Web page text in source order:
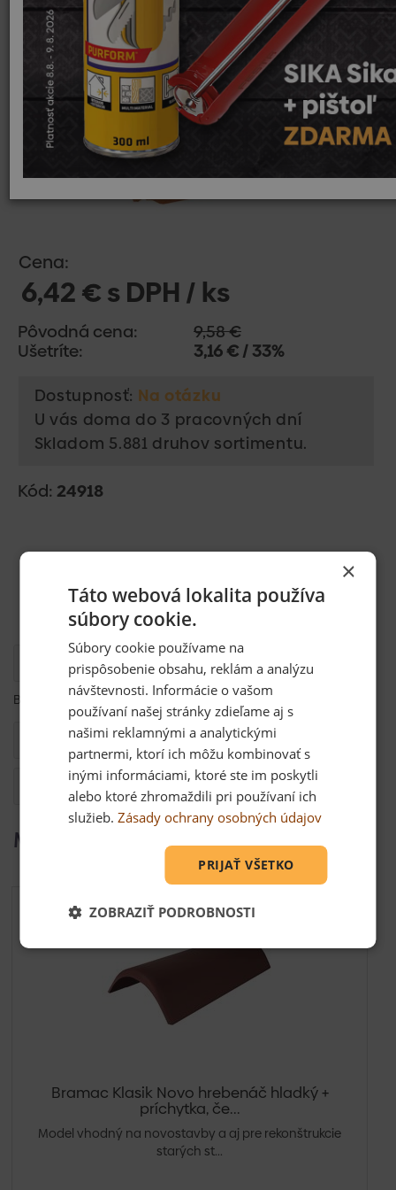
Cena:
6,42 € s DPH / ks
Pôvodná cena:
9,58 €
Ušetríte:
3,16 € / 33%
Dostupnosť: Na otázku
U vás doma do 3 pracovných dní
Skladom 5.881 druhov sortimentu.
Kód: 24918
Bramac Klasik Novo škridla odvetrávacia, tehlovočervená
Kompatibilita
Mohlo by Vás zaujímať
Bramac Klasik Novo hrebenáč hladký +
príchytka, če...
Model vhodný na novostavby a aj pre rekonštrukcie
starých st...
×
Táto webová lokalita používa
súbory cookie.
Súbory cookie používame na
prispôsobenie obsahu, reklám a analýzu
návštevnosti. Informácie o vašom
používaní našej stránky zdieľame aj s
našimi reklamnými a analytickými
partnermi, ktorí ich môžu kombinovať s
inými informáciami, ktoré ste im poskytli
alebo ktoré zhromaždili pri používaní ich
služieb.Zásady ochrany osobných údajov
PRIJAŤ VŠETKO
ZOBRAZIŤ PODROBNOSTI